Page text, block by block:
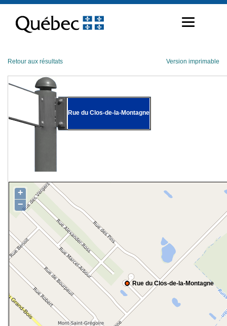
contenu
Retour aux résultats Version imprimable
Rue du Clos-de-la-Montagne
Rue du Clos-de-la-Montagne
+
−